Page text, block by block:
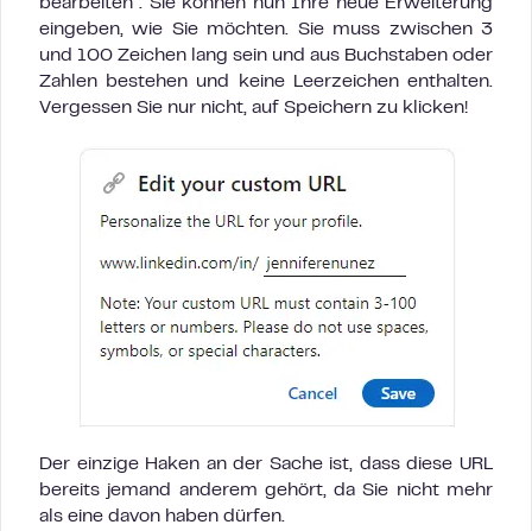
bearbeiten”. Sie können nun Ihre neue Erweiterung
eingeben, wie Sie möchten. Sie muss zwischen 3
und 100 Zeichen lang sein und aus Buchstaben oder
Zahlen bestehen und keine Leerzeichen enthalten.
Vergessen Sie nur nicht, auf Speichern zu klicken!
Der einzige Haken an der Sache ist, dass diese URL
bereits jemand anderem gehört, da Sie nicht mehr
als eine davon haben dürfen.